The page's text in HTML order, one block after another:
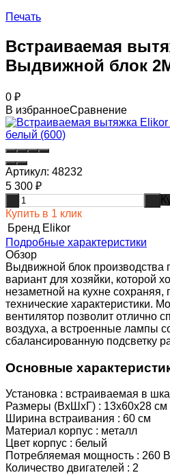
Печать
Встраиваемая
Выдвижной блок
0 ₽
В избранноеСравнение
Артикул: 48232
5 300 ₽
Купить в 1 клик
Бренд Elikor
Подробные характеристики
Обзор
Выдвижной блок производства
вариант для хозяйки, которой
незаметной на кухне
технические характеристики.
вентилятор позволит отлично
воздуха, а встроенные лампы
сбалансированную подсветку
Основные
Установка : встраиваемая в
Размеры (ВхШхГ) : 13х60х28 см
Ширина встраивания : 60 см
Материал корпус : металл
Цвет корпус : белый
Потребляемая мощность : 260
Количество двигателей : 2